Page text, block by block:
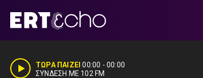
περιεχόμενο
ΤΩΡΑ ΠΑΙΖΕΙ 00:00 -00:00
ΣΥΝΔΕΣΗ ΜΕ 102 FM